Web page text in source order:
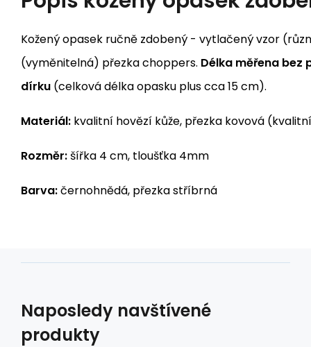
Kožený opasek ručně zdobený - vytlačený vzor
(vyměnitelná) přezka choppers. Délka měřena bez
dírku (celková délka opasku plus cca 15 cm).
Materiál: kvalitní hovězí kůže, přezka kovová
Rozměr:šířka 4 cm, tloušťka 4mm
Barva:černohnědá, přezka stříbrná
Naposledy navštívené
produkty